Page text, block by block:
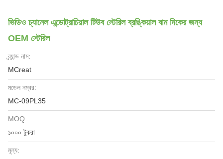
ভিডিও চ্যানেল এন্ডোট্রাচিয়াল টিউব স্টেরিল ব্রঙ্কিয়াল বাম দিকের জন্য
OEM স্টেরিল
ব্র্যান্ড নাম:
MCreat
মডেল নম্বর:
MC-09PL35
MOQ.:
১০০০ টুকরা
মূল্য: